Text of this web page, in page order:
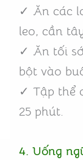
✓ Ăn các
leo, cần
✓ Ăn tối
bột vào
✓ Tập thể
25 phút.
4. Uống